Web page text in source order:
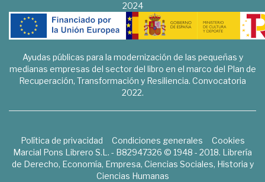
2024
Ayudas públicas para la modernización de las pequeñas y
medianas empresas del sector del libro en el marco del Plan de
Recuperación, Transformación y Resiliencia. Convocatoria
2022.
Política de privacidad Condiciones generales
Cookies
Marcial Pons Librero S.L. - B82947326 © 1948 - 2018. Librería
de Derecho, Economía, Empresa, Ciencias Sociales, Historia y
Ciencias Humanas